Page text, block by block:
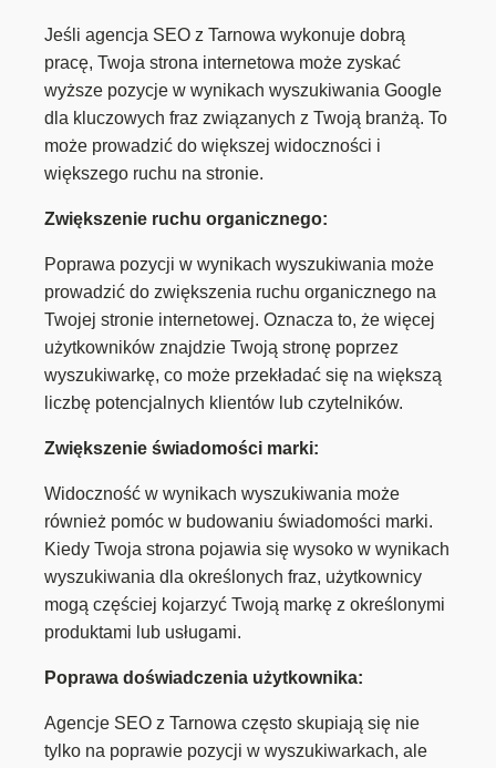
Jeśli agencja SEO z Tarnowa wykonuje dobrą
pracę, Twoja strona internetowa może zyskać
wyższe pozycje w wynikach wyszukiwania Google
dla kluczowych fraz związanych z Twoją branżą. To
może prowadzić do większej widoczności i
większego ruchu na stronie.
Zwiększenie ruchu organicznego:
Poprawa pozycji w wynikach wyszukiwania może
prowadzić do zwiększenia ruchu organicznego na
Twojej stronie internetowej. Oznacza to, że więcej
użytkowników znajdzie Twoją stronę poprzez
wyszukiwarkę, co może przekładać się na większą
liczbę potencjalnych klientów lub czytelników.
Zwiększenie świadomości marki:
Widoczność w wynikach wyszukiwania może
również pomóc w budowaniu świadomości marki.
Kiedy Twoja strona pojawia się wysoko w wynikach
wyszukiwania dla określonych fraz, użytkownicy
mogą częściej kojarzyć Twoją markę z określonymi
produktami lub usługami.
Poprawa doświadczenia użytkownika:
Agencje SEO z Tarnowa często skupiają się nie
tylko na poprawie pozycji w wyszukiwarkach, ale